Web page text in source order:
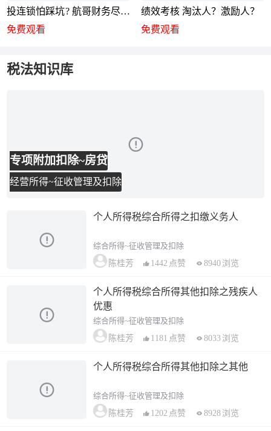
投连锁怕踩坑? 航哥财务尽调
秘籍来了
免费观看
绩效考核 淘汰人？激励人？
免费观看
税法知识库
专项附加扣除~房贷
经营所得~征收管理及扣除
个人所得税综合所得之扣缴义务人
综合所得~征收管理及扣除
陈桂芳
1442 点赞 8940 浏览
个人所得税综合所得其他扣除之残疾人
优惠
综合所得~征收管理及扣除
陈桂芳
1181 点赞 8033 浏览
个人所得税综合所得其他扣除之其他
综合所得~征收管理及扣除
陈桂芳
1202 点赞 8928 浏览